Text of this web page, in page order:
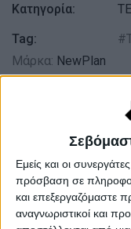
Εμείς και οι
πρόσβαση σε
και επεξεργαζόμαστε
αναγνωριστικοί και
Κατηγορία:
Tag:
Μάρκα: NewPlan
Περιγραφή